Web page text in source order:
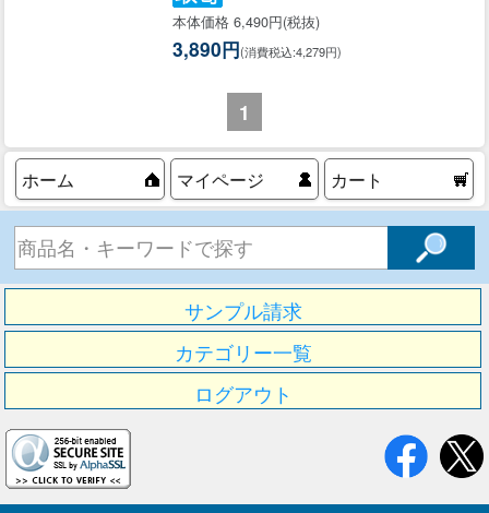
本体価格 6,490円(税抜)
3,890円(消費税込:4,279円)
1
ホーム マイページ カート
サンプル請求
カテゴリー一覧
ログアウト